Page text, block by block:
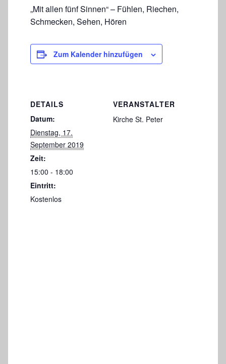
„Mit allen fünf Sinnen“ – Fühlen, Riechen,
Schmecken, Sehen, Hören
Zum Kalender hinzufügen
DETAILS
Datum:
Dienstag, 17.
September 2019
Zeit:
15:00 - 18:00
Eintritt:
Kostenlos
VERANSTALTER
Kirche St. Peter